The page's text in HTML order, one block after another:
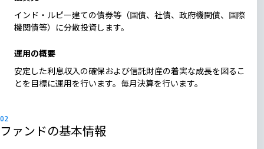
インド・ルピー建ての債券等（国債、社債、政府機関債、国際
機関債等）に分散投資します。
運用の概要
安定した利息収入の確保および信託財産の着実な成長を図るこ
とを目標に運用を行います。毎月決算を行います。
ファンドの基本情報